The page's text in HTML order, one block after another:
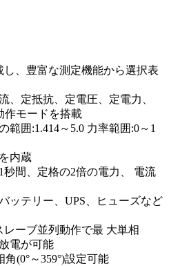
し、豊富な測定機能から選択表
、定抵抗、定電圧、定電力、
作モードを搭載
範囲:1.414～5.0 力率範囲:0～1
内蔵
秒間、定格の2倍の電力、 電流
ッテリー、UPS、ヒューズなど
レーブ並列動作で最 大単相
電が可能
(0°～359°)設定可能